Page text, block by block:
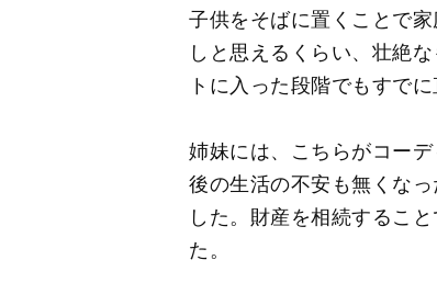
子供をそばに置くことで
しと思えるくらい、壮絶
トに入った段階でもすで
姉妹には、こちらがコー
後の生活の不安も無くな
した。財産を相続するこ
た。